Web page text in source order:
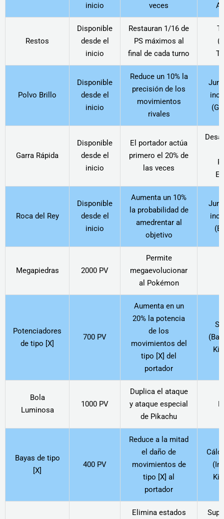
inicio
veces
Restos
Disponible
desde el
inicio
Restauran 1/16 de
PS máximos al
final de cada turno
Polvo Brillo
Disponible
desde el
inicio
Reduce un 10% la
precisión de los
movimientos
rivales
Garra Rápida
Disponible
desde el
inicio
El portador actúa
primero el 20% de
las veces
Roca del Rey
Disponible
desde el
inicio
Aumenta un 10%
la probabilidad de
amedrentar al
objetivo
Megapiedras 2000 PV
Permite
megaevolucionar
al Pokémon
Potenciadores
de tipo [X]
700 PV
Aumenta en un
20% la potencia
de los
movimientos del
tipo [X] del
portador
Bola
Luminosa
1000 PV
Duplica el ataque
y ataque especial
de Pikachu
Bayas de tipo
[X]
400 PV
Reduce a la mitad
el daño de
movimientos de
tipo [X] al
portador
Elimina estados